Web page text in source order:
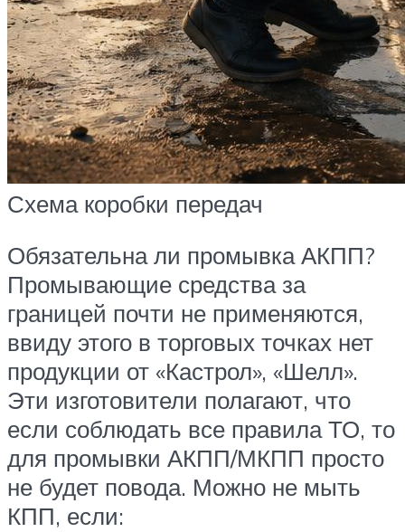
Схема коробки передач
Обязательна ли промывка АКПП?
Промывающие средства за
границей почти не применяются,
ввиду этого в торговых точках нет
продукции от «Кастрол», «Шелл».
Эти изготовители полагают, что
если соблюдать все правила ТО, то
для промывки АКПП/МКПП просто
не будет повода. Можно не мыть
КПП, если: